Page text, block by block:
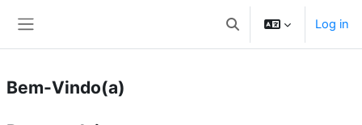
Toggle search input
Log in
Bem-Vindo(a)